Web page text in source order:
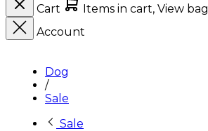
Cart
Items in cart, View bag
Account
Dog
/
Sale
Sale